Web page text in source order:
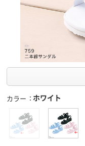
カラー ホワイト